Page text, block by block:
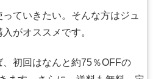
ていきたい。そんな方はジュ
がオススメです。
初回はなんと約75％OFFの